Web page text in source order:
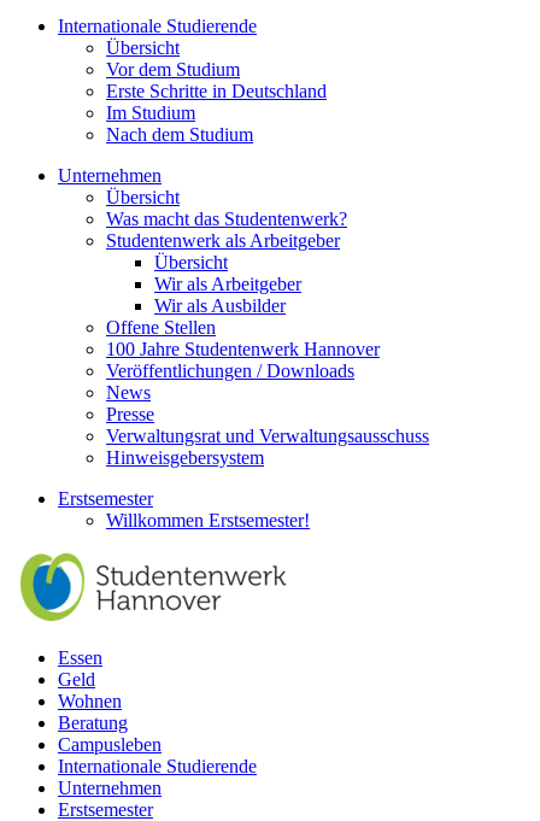
Internationale Studierende
Übersicht
Vor dem Studium
Erste Schritte in Deutschland
Im Studium
Nach dem Studium
Unternehmen
Übersicht
Was macht das Studentenwerk?
Studentenwerk als Arbeitgeber
Übersicht
Wir als Arbeitgeber
Wir als Ausbilder
Offene Stellen
100 Jahre Studentenwerk Hannover
Veröffentlichungen / Downloads
News
Presse
Verwaltungsrat und Verwaltungsausschuss
Hinweisgebersystem
Erstsemester
Willkommen Erstsemester!
Essen
Geld
Wohnen
Beratung
Campusleben
Internationale Studierende
Unternehmen
Erstsemester